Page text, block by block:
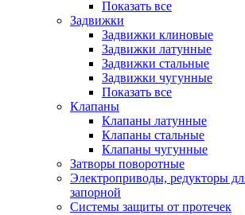
Показать все
Задвижки
Задвижки клиновые
Задвижки латунные
Задвижки стальные
Задвижки чугунные
Показать все
Клапаны
Клапаны латунные
Клапаны стальные
Клапаны чугунные
Затворы поворотные
Электроприводы, редукторы
запорной
Системы защиты от протечек